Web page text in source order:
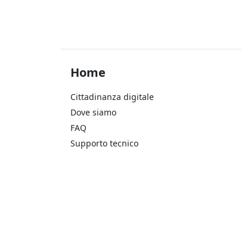
Footer Home
Home
Cittadinanza digitale
Dove siamo
FAQ
Supporto tecnico